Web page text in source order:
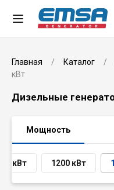
Главная Каталог
кВт
Дизельные
Мощность
кВт 1200 кВт